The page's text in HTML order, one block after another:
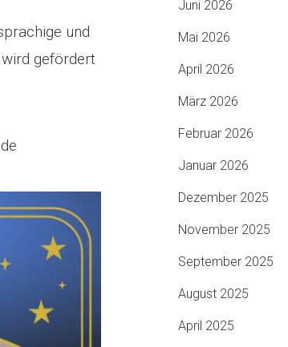
und
gefördert
Juni 2026
Mai 2026
April 2026
März 2026
Februar 2026
Januar 2026
Dezember 2025
November 2025
September 2025
August 2025
April 2025